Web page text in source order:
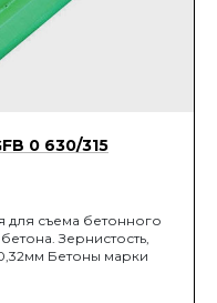
0 630/315
съема бетонного
Зернистость,
Бетоны марки